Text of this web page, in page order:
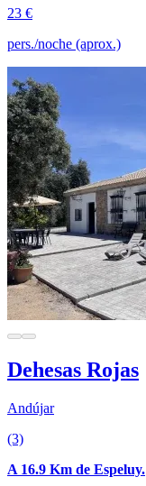
23 €
pers./noche (aprox.)
Dehesas Rojas
Andújar
(3)
A 16.9 Km de Espeluy.